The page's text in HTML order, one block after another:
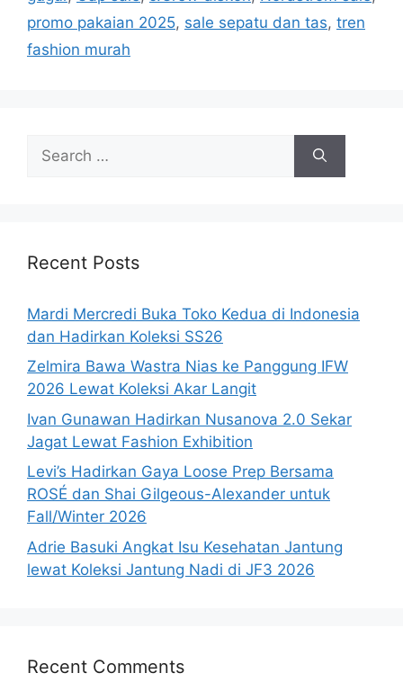
promo pakaian 2025, sale sepatu dan tas, tren
fashion murah
for:
Recent Posts
Mardi Mercredi Buka Toko Kedua di Indonesia
dan Hadirkan Koleksi SS26
Zelmira Bawa Wastra Nias ke Panggung IFW
2026 Lewat Koleksi Akar Langit
Ivan Gunawan Hadirkan Nusanova 2.0 Sekar
Jagat Lewat Fashion Exhibition
Levi’s Hadirkan Gaya Loose Prep Bersama
ROSÉ dan Shai Gilgeous-Alexander untuk
Fall/Winter 2026
Adrie Basuki Angkat Isu Kesehatan Jantung
lewat Koleksi Jantung Nadi di JF3 2026
Recent Comments